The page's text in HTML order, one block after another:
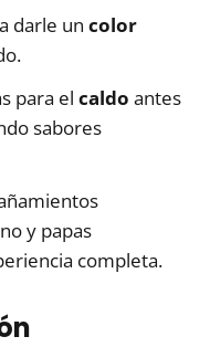
darle un color
para el caldo antes
sabores
y papas
completa.